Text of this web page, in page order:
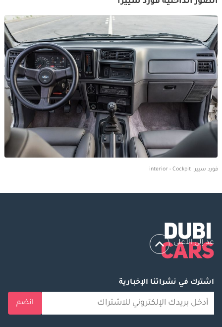
فورد سييرا interior - Cockpit
عد إلى الأعلى
اشترك في نشراتنا الإخبارية
انضم